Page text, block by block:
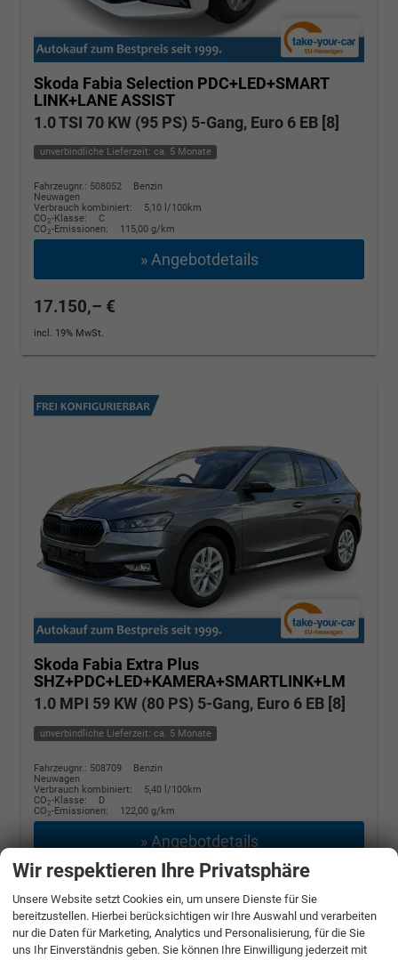
Skoda Fabia Selection PDC+LED+SMART
LINK+LANE ASSIST
1.0 TSI 70 KW (95 PS) 5-Gang, Euro 6 EB [8]
unverbindliche Lieferzeit: ca. 5 Monate
Fahrzeugnr.: 508052
Benzin
Neuwagen
Verbrauch kombiniert:
5,10 l/100km
CO2-Klasse:
C
CO2-Emissionen: 115,00 g/km
» Angebotdetails
17.150,– €
incl. 19% MwSt.
Skoda Fabia Extra Plus
SHZ+PDC+LED+KAMERA+SMARTLINK+LM
1.0 MPI 59 KW (80 PS) 5-Gang, Euro 6 EB [8]
unverbindliche Lieferzeit: ca. 5 Monate
Fahrzeugnr.: 508709
Benzin
Neuwagen
Verbrauch kombiniert:
5,40 l/100km
CO2-Klasse:
D
CO2-Emissionen: 122,00 g/km
» Angebotdetails
incl. 19% MwSt.
Wir respektieren Ihre Privatsphäre
Unsere Website setzt Cookies ein, um unsere Dienste für Sie
bereitzustellen. Hierbei berücksichtigen wir Ihre Auswahl und verarbeiten
nur die Daten für Marketing, Analytics und Personalisierung, für die Sie
uns Ihr Einverständnis geben. Sie können Ihre Einwilligung jederzeit mit